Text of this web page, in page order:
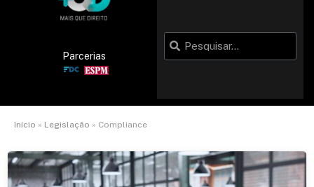
Parcerias
Início » Legislação » Compliance